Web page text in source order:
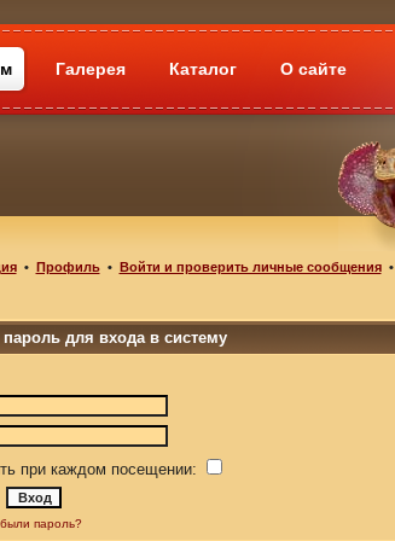
Галерея Каталог О сайте
• Профиль• Войти и проверить личные сообщения•
для входа в систему
при каждом посещении:
пароль?